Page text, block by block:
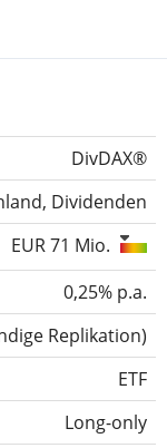
DivDAX®
Dividenden
EUR 71 Mio.
0,25% p.a.
Replikation)
ETF
Long-only